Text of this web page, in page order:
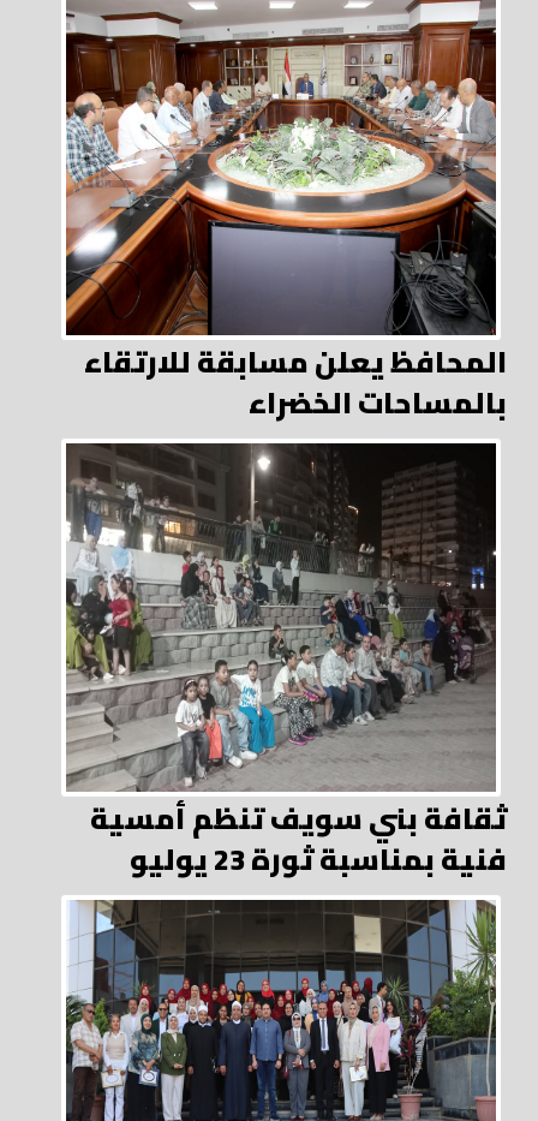
المحافظ يعلن مسابقة للارتقاء
بالمساحات الخضراء
ثقافة بني سويف تنظم أمسية
فنية بمناسبة ثورة 23 يوليو